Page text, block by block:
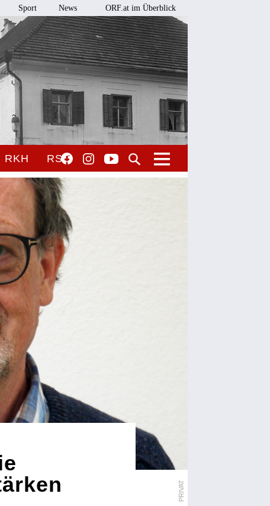
Sport News ORF.at im Überblick
RKH RSO
PRIVAT